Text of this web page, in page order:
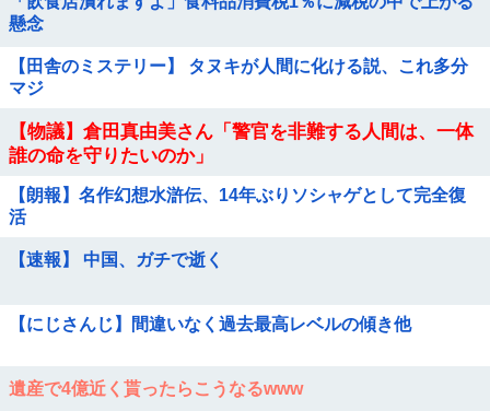
懸念
【田舎のミステリー】 タヌキが人間に化ける説、これ多分
マジ
【物議】倉田真由美さん「警官を非難する人間は、一体
誰の命を守りたいのか」
【朗報】名作幻想水滸伝、14年ぶりソシャゲとして完全復
活
【速報】 中国、ガチで逝く
【にじさんじ】間違いなく過去最高レベルの傾き他
遺産で4億近く貰ったらこうなるwww